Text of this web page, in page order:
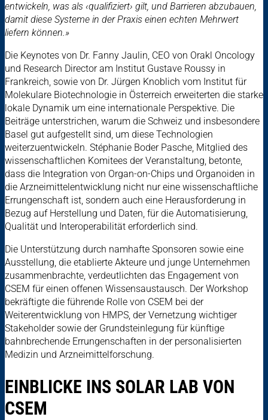
entwickeln, was als ‹qualifiziert› gilt, und Barrieren abzubauen,
damit diese Systeme in der Praxis einen echten Mehrwert
liefern können.»
Die Keynotes von Dr. Fanny Jaulin, CEO von Orakl Oncology
und Research Director am Institut Gustave Roussy in
Frankreich, sowie von Dr. Jürgen Knoblich vom Institut für
Molekulare Biotechnologie in Österreich erweiterten die starke
lokale Dynamik um eine internationale Perspektive. Die
Beiträge unterstrichen, warum die Schweiz und insbesondere
Basel gut aufgestellt sind, um diese Technologien
weiterzuentwickeln. Stéphanie Boder Pasche, Mitglied des
wissenschaftlichen Komitees der Veranstaltung, betonte,
dass die Integration von Organ-on-Chips und Organoiden in
die Arzneimittelentwicklung nicht nur eine wissenschaftliche
Errungenschaft ist, sondern auch eine Herausforderung in
Bezug auf Herstellung und Daten, für die Automatisierung,
Qualität und Interoperabilität erforderlich sind.
Die Unterstützung durch namhafte Sponsoren sowie eine
Ausstellung, die etablierte Akteure und junge Unternehmen
zusammenbrachte, verdeutlichten das Engagement von
CSEM für einen offenen Wissensaustausch. Der Workshop
bekräftigte die führende Rolle von CSEM bei der
Weiterentwicklung von HMPS, der Vernetzung wichtiger
Stakeholder sowie der Grundsteinlegung für künftige
bahnbrechende Errungenschaften in der personalisierten
Medizin und Arzneimittelforschung.
EINBLICKE INS SOLAR LAB VON
CSEM